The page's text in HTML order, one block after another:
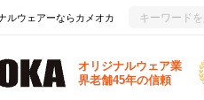
ルウェアーならカメオカ
オリジナルウェア業
界老舗45年の信頼